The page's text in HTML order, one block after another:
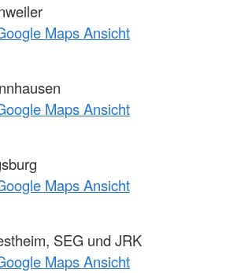
Maps Ansicht
Maps Ansicht
Maps Ansicht
SEG und JRK
Maps Ansicht